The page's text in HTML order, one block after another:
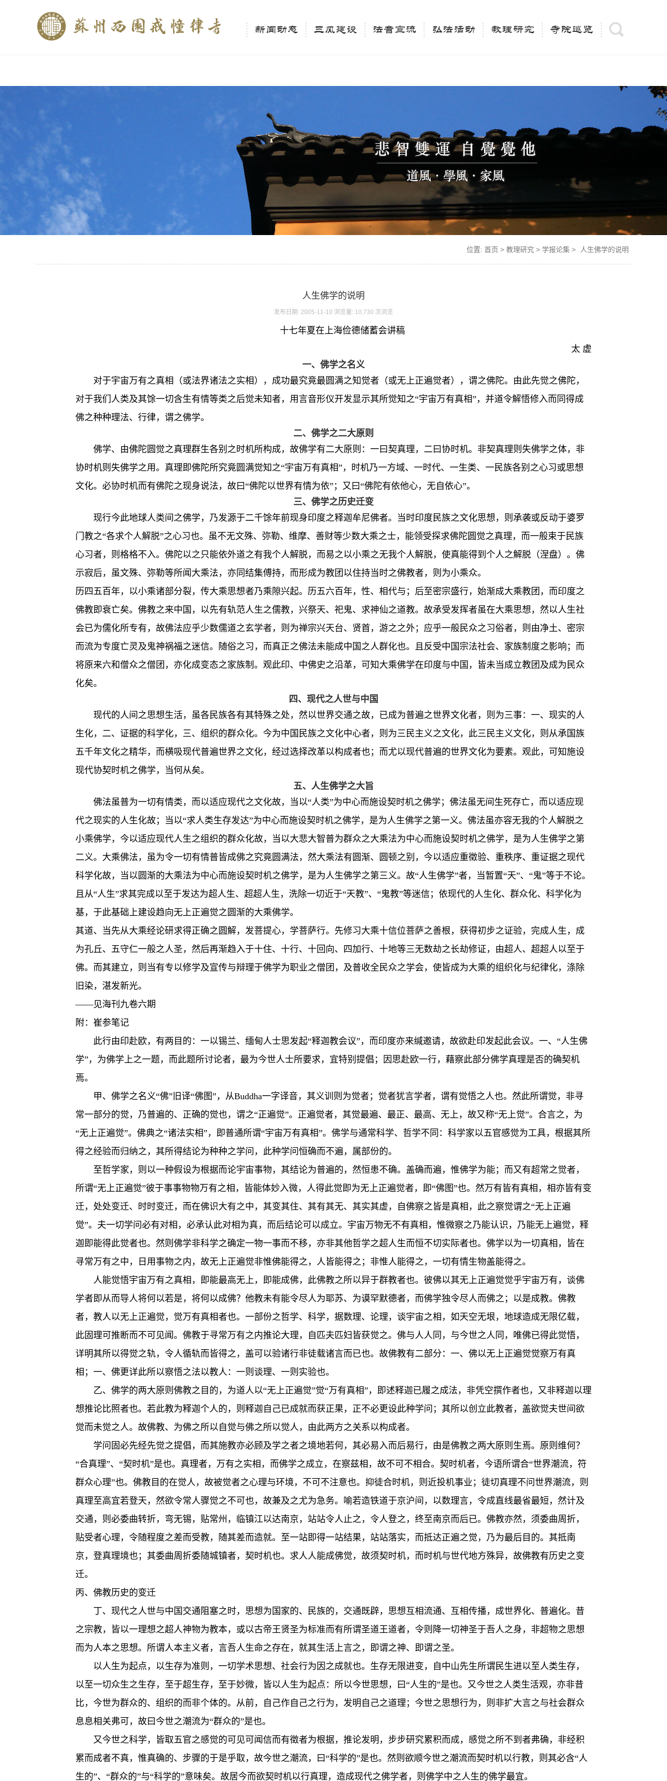
$description = category_description(); } elseif (is_tag()){ $keywords = single_tag_title('', false); $description = tag_description(); } $keywords = trim(strip_tags($keywords)); $description =
trim(strip_tags($description)); ?>
新闻动态 三风建设 法音宣流 弘法活动 教理研究 寺院巡览
位置: 首页 > 教理研究 > 学报论集 > 人生佛学的说明
人生佛学的说明
发布日期: 2005-11-10 浏览量: 10,730 次浏览
十七年夏在上海俭德储蓄会讲稿
太 虚
一、佛学之名义
对于宇宙万有之真相（或法界诸法之实相），成功最究竟最圆满之知觉者（或无上正遍觉者），谓之佛陀。由此先觉之佛陀，
对于我们人类及其馀一切含生有情等类之后觉未知者，用言音形仪开发显示其所觉知之“宇宙万有真相”，并道令解悟修入而同得成
佛之种种理法、行律，谓之佛学。
二、佛学之二大原则
佛学、由佛陀圆觉之真理群生各别之时机所构成，故佛学有二大原则：一曰契真理，二曰协时机。非契真理则失佛学之体，非
协时机则失佛学之用。真理即佛陀所究竟圆满觉知之“宇宙万有真相”，时机乃一方域、一时代、一生类、一民族各别之心习或思想
文化。必协时机而有佛陀之现身说法，故曰“佛陀以世界有情为依”；又曰“佛陀有依他心，无自依心”。
三、佛学之历史迁变
现行今此地球人类间之佛学，乃发源于二千馀年前现身印度之释迦牟尼佛者。当时印度民族之文化思想，则承袭或反动于婆罗
门教之“各求个人解脱”之心习也。虽不无文殊、弥勒、维摩、善财等少数大乘之士，能领受探求佛陀圆觉之真理，而一般束于民族
心习者，则格格不入。佛陀以之只能依外道之有我个人解脱，而易之以小乘之无我个人解脱，使真能得到个人之解脱（涅盘）。佛
示寂后，虽文殊、弥勒等所闻大乘法，亦同结集傅持，而形成为教团以住持当时之佛教者，则为小乘众。
历四五百年，以小乘诸部分裂，传大乘思想者乃乘隙兴起。历五六百年，性、相代与；后至密宗盛行，始渐成大乘教团，而印度之
佛教即衰亡矣。佛教之来中国，以先有轨范人生之儒教，兴祭天、祀鬼、求神仙之道教。故承受发挥者虽在大乘思想，然以人生社
会已为儒化所专有，故佛法应乎少数儒道之玄学者，则为禅宗兴天台、贤首，游之之外；应乎一般民众之习俗者，则由净土、密宗
而流为专度亡灵及鬼神祸福之迷信。随俗之习，而真正之佛法未能成中国之人群化也。且反受中国宗法社会、家族制度之影响；而
将原来六和僧众之僧团，亦化成变态之家族制。观此印、中佛史之沿革，可知大乘佛学在印度与中国，皆未当成立教团及成为民众
化矣。
四、现代之人世与中国
现代的人间之思想生活，虽各民族各有其特殊之处，然以世界交通之故，已成为普遍之世界文化者，则为三事：一、现实的人
生化，二、证据的科学化，三、组织的群众化。今为中国民族之文化中心者，则为三民主义之文化，此三民主义文化，则从承国族
五千年文化之精华，而横吸现代普遍世界之文化，经过选择改革以构成者也；而尤以现代普遍的世界文化为要素。观此，可知施设
现代协契时机之佛学，当何从矣。
五、人生佛学之大旨
佛法虽普为一切有情类，而以适应现代之文化故，当以“人类”为中心而施设契时机之佛学；佛法虽无间生死存亡，而以适应现
代之现实的人生化故；当以“求人类生存发达”为中心而施设契时机之佛学，是为人生佛学之第一义。佛法虽亦容无我的个人解脱之
小乘佛学，今以适应现代人生之组织的群众化故，当以大悲大智普为群众之大乘法为中心而施设契时机之佛学，是为人生佛学之第
二义。大乘佛法，虽为令一切有情普皆成佛之究竟圆满法，然大乘法有圆渐、圆顿之别，今以适应重徵验、重秩序、重证据之现代
科学化故，当以圆渐的大乘法为中心而施设契时机之佛学，是为人生佛学之第三义。故“人生佛学”者，当暂置“天”、“鬼”等于不论。
且从“人生”求其完成以至于发达为超人生、超超人生，洗除一切近于“天教”、“鬼教”等迷信；依现代的人生化、群众化、科学化为
基，于此基础上建设趋向无上正遍觉之圆渐的大乘佛学。
其道、当先从大乘经论研求得正确之圆解，发菩提心，学菩萨行。先修习大乘十信位菩萨之善根，获得初步之证验，完成人生，成
为孔丘、五守仁一般之人圣，然后再渐趋入于十住、十行、十回向、四加行、十地等三无数劫之长劫修证，由超人、超超人以至于
佛。而其建立，则当有专以修学及宣传与辩理于佛学为职业之僧团，及普收全民众之学会，使皆成为大乘的组织化与纪律化，涤除
旧染，湛发新光。
——见海刊九卷六期
附：崔参笔记
此行由印赴欧，有两目的：一以锡兰、缅甸人士思发起“释迦教会议”，而印度亦来缄邀请，故欲赴印发起此会议。一、“人生佛
学”，为佛学上之一题，而此题所讨论者，最为今世人士所要求，宜特别提倡；因思赴欧一行，藉察此部分佛学真理是否的确契机
焉。
甲、佛学之名义“佛”旧译“佛图”，从Buddha一字译音，其义训则为觉者；觉者犹言学者，谓有觉悟之人也。然此所谓觉，非寻
常一部分的觉，乃普遍的、正确的觉也，谓之“正遍觉”。正遍觉者，其觉最遍、最正、最高、无上，故又称“无上觉”。合言之，为
“无上正遍觉”。佛典之“诸法实相”，即普通所谓“宇宙万有真相”。佛学与通常科学、哲学不同：科学家以五官感觉为工具，根据其所
得之经验而归纳之，其所得结论为种种之学问，此种学问恒确而不遍，属部份的。
至哲学家，则以一种假设为根据而论宇宙事物，其结论为普遍的，然恒患不确。盖确而遍，惟佛学为能；而又有超常之觉者，
所谓“无上正遍觉”彼于事事物物万有之相，皆能体妙入微，人得此觉即为无上正遍觉者，即“佛图”也。然万有皆有真相，相亦皆有变
迁，处处变迁、时时变迁，而在佛识大有之中，其变其住、其有其无、其实其虚，自佛察之皆是真相，此之察觉谓之“无上正遍
觉”。夫一切学问必有对相，必承认此对相为真，而后结论可以成立。宇宙万物无不有真相，惟微察之乃能认识，乃能无上遍觉，释
迦即能得此觉者也。然则佛学非科学之确定一物一事而不移，亦非其他哲学之超人生而恒不切实际者也。佛学以为一切真相，皆在
寻常万有之中，日用事物之内，故无上正遍觉非惟佛能得之，人皆能得之；非惟人能得之，一切有情生物盖能得之。
人能觉悟宇宙万有之真相，即能最高无上，即能成佛，此佛教之所以异于群教者也。彼佛以其无上正遍觉觉乎宇宙万有，谈佛
学者即从而导人将何以若是，将何以成佛？他教未有能令尽人为耶苏、为谟罕默德者，而佛学独令尽人而佛之；以是成教。佛教
者，教人以无上正遍觉，觉万有真相者也。一部份之哲学、科学，据数理、论理，谈宇宙之相，如天空无垠，地球造成无限亿载，
此固理可推断而不可见闻。佛教于寻常万有之内推论大理，自匹夫匹妇皆获觉之。佛与人人同，与今世之人同，唯佛已得此觉悟，
详明其所以得觉之轨，令人循轨而皆得之，盖可以验诸行非徒载诸言而已也。故佛教有二部分：一、佛以无上正遍觉觉察万有真
相；一、佛更详此所以察悟之法以教人：一则谈理、一则实验也。
乙、佛学的两大原则佛教之目的，为道人以“无上正遍觉”觉“万有真相”，即述释迦已履之成法，非凭空撰作者也，又非释迦以理
想推论比照者也。若此教为释迦个人的，则释迦自己已成就而获正果，正不必更设此种学问；其所以创立此教者，盖欲觉夫世间欲
觉而未觉之人。故佛教、为佛之所以自觉与佛之所以觉人，由此两方之关系以构成者。
学问固必先经先觉之提倡，而其施教亦必顾及学之者之境地若何，其必易入而后易行，由是佛教之两大原则生焉。原则维何？
“合真理”、“契时机”是也。真理者，万有之实相，而佛学之成立，在察兹相，故不可不相合。契时机者，今语所谓合“世界潮流，符
群众心理”也。佛教目的在觉人，故被觉者之心理与环境，不可不注意也。抑徒合时机，则近投机事业；徒切真理不问世界潮流，则
真理至高宜若登天，然欲令常人骤觉之不可也，故兼及之尤为急务。喻若造铁道于京沪间，以数理言，令成直线最省最短，然计及
交通，则必委曲转折，弯无锡，贴常州，临镇江以达南京，站站令人止之，令人登之，终至南京而后已。佛教亦然，须委曲周折，
贴受者心理，令随程度之差而受教，随其差而造就。至一站即得一站结果，站站落实，而抵达正遍之觉，乃为最后目的。其抵南
京，登真理境也；其委曲周折委随城镇者，契时机也。求人人能成佛觉，故须契时机，而时机与世代地方殊异，故佛教有历史之变
迁。
丙、佛教历史的变迁
丁、现代之人世与中国交通阻塞之时，思想为国家的、民族的，交通既辟，思想互相流通、互相传播，成世界化、普遍化。昔
之宗教，皆以一理想之超人神物为教本，或以古帝王贤圣为标准而有所谓圣道王道者，令则降一切神圣于吾人之身，非超物之思想
而为人本之思想。所谓人本主义者，言吾人生命之存在，就其生活上言之，即谓之神、即谓之圣。
以人生为起点，以生存为准则，一切学术思想、社会行为因之成就也。生存无限进变，自中山先生所谓民生进以至人类生存，
以至一切众生之生存，至于超生存，至于妙微，皆以人生为起点：所以今世思想，曰“人生的”是也。又今世之人类生活观，亦非昔
比，今世为群众的、组织的而非个体的。从前，自己作自己之行为，发明自己之道理；今世之思想行为，则非扩大言之与社会群众
息息相关弗可，故曰今世之潮流为“群众的”是也。
又今世之科学，皆取五官之感觉的可见可闻信而有徵者为根据，推论发明，步步研究累积而成，感觉之所不到者弗确，非经积
累而成者不真，惟真确的、步骤的于是乎取，故今世之潮流，曰“科学的”是也。然则欲顺今世之潮流而契时机以行教，则其必含“人
生的”、“群众的”与“科学的”意味矣。故居今而欲契时机以行真理，造成现代之佛学者，则佛学中之人生的佛学最宜。